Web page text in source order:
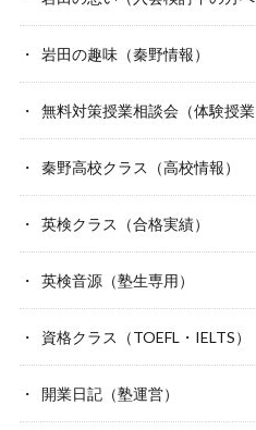
岩田の趣味（秦野情報）
無料対策授業相談会（体験授業
秦野高校クラス（高校情報）
英検クラス（合格実績）
英検音源（塾生専用）
資格クラス（TOEFL・IELTS）
開業日記（塾運営）